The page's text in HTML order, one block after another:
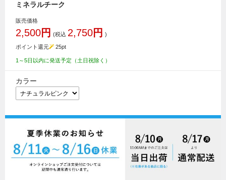
ミネラルチーク
販売価格
2,500円 (税込 2,750円 )
ポイント還元 25pt
1～5日以内に発送予定（土日祝除く）
カラー